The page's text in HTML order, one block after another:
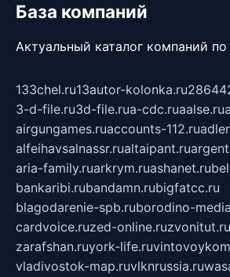
База компаний
Актуальный каталог компаний
133chel.ru13autor-kolonka.ru
3-d-file.ru3d-file.rua-cdc.ruaalse.ru
airgungames.ruaccounts-112.ru
alfeihavsalnassr.rualtaipant.ru
aria-family.ruarkrym.ruashanet.ru
bankaribi.rubandamn.rubigfatcc.ru
blagodarenie-spb.ruborodino-
cardvoice.ruzed-online.ruzvonitut.ru
zarafshan.ruyork-life.ru
vladivostok-map.ruvlknrussia.ru